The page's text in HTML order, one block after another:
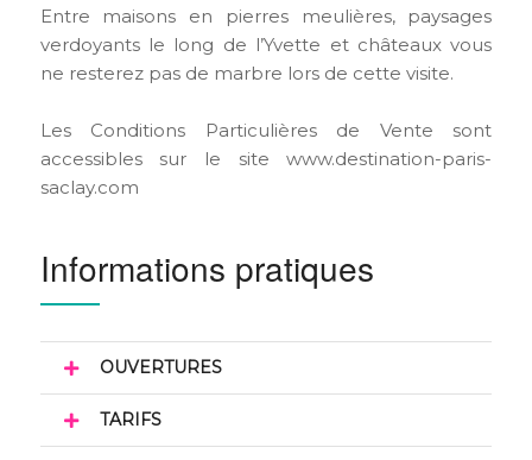
Entre maisons en pierres meulières, paysages
verdoyants le long de l’Yvette et châteaux vous
ne resterez pas de marbre lors de cette visite.
Les Conditions Particulières de Vente sont
accessibles sur le site www.destination-paris-
saclay.com
Informations pratiques
OUVERTURES
TARIFS